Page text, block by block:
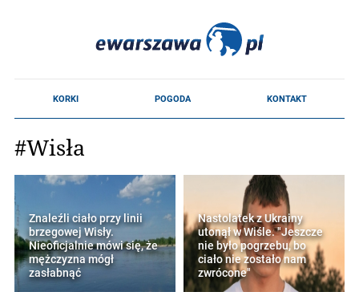
#Wisła
Znaleźli ciało przy linii
brzegowej Wisły.
Nieoficjalnie mówi się, że
mężczyzna mógł
zasłabnąć
Nastolatek z Ukrainy
utonął w Wiśle. "Jeszcze
nie było pogrzebu, bo
ciało nie zostało nam
zwrócone"